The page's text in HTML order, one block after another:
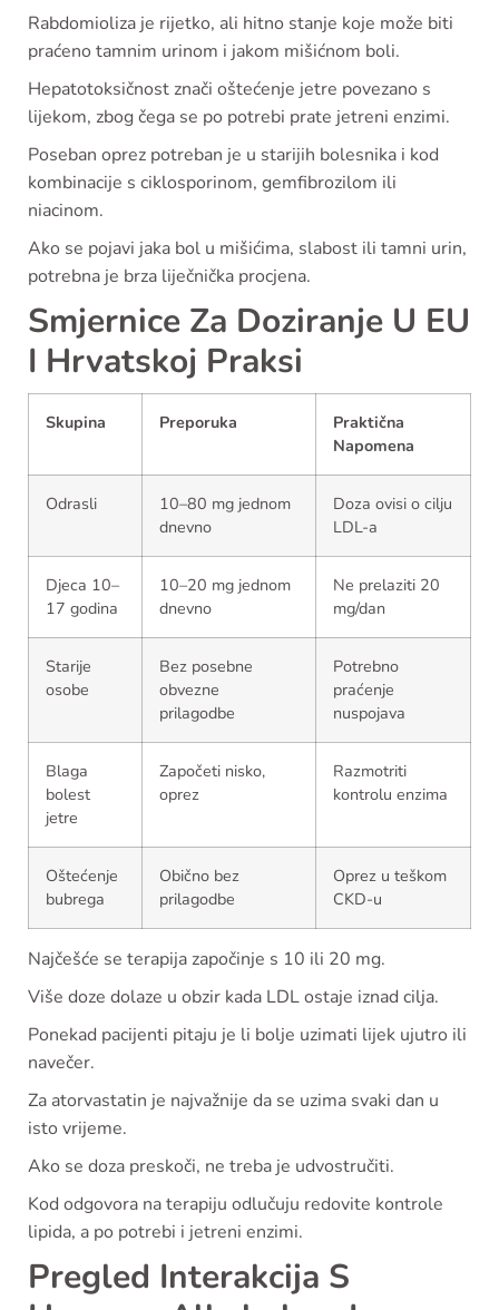
Rabdomioliza je rijetko, ali hitno stanje koje može biti
praćeno tamnim urinom i jakom mišićnom boli.
Hepatotoksičnost znači oštećenje jetre povezano s
lijekom, zbog čega se po potrebi prate jetreni enzimi.
Poseban oprez potreban je u starijih bolesnika i kod
kombinacije s ciklosporinom, gemfibrozilom ili
niacinom.
Ako se pojavi jaka bol u mišićima, slabost ili tamni urin,
potrebna je brza liječnička procjena.
Smjernice Za Doziranje U EU
I Hrvatskoј Praksi
Skupina Preporuka
Praktična
Napomena
Odrasli
10–80 mg jednom
dnevno
Doza ovisi o cilju
LDL-a
Djeca 10–
17 godina
10–20 mg jednom
dnevno
Ne prelaziti 20
mg/dan
Starije
osobe
Bez posebne
obvezne
prilagodbe
Potrebno
praćenje
nuspojava
Blaga
bolest
jetre
Započeti nisko,
oprez
Razmotriti
kontrolu enzima
Oštećenje
bubrega
Obično bez
prilagodbe
Oprez u teškom
CKD-u
Najčešće se terapija započinje s 10 ili 20 mg.
Više doze dolaze u obzir kada LDL ostaje iznad cilja.
Ponekad pacijenti pitaju je li bolje uzimati lijek ujutro ili
navečer.
Za atorvastatin je najvažnije da se uzima svaki dan u
isto vrijeme.
Ako se doza preskoči, ne treba je udvostručiti.
Kod odgovora na terapiju odlučuju redovite kontrole
lipida, a po potrebi i jetreni enzimi.
Pregled Interakcija S